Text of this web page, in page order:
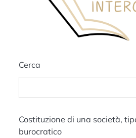
Cerca
Costituzione di una società,
burocratico